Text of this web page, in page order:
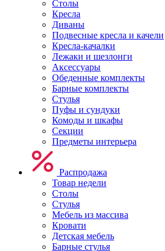
Столы
Кресла
Диваны
Подвесные кресла и качели
Кресла-качалки
Лежаки и шезлонги
Аксессуары
Обеденные комплекты
Барные комплекты
Стулья
Пуфы и сундуки
Комоды и шкафы
Секции
Предметы интерьера
Распродажа
Товар недели
Столы
Стулья
Мебель из массива
Кровати
Детская мебель
Барные стулья